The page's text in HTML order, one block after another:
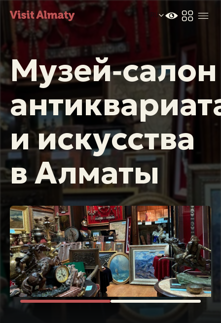
RU
Музей‑салон
и искусства
в Алматы
Новости
Дата и время Погода в Алматы
26°C
Мероприятия
Экстренные номера